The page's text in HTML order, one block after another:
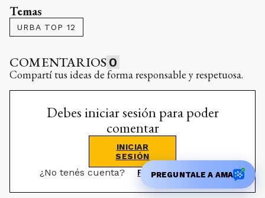
Temas
URBA TOP 12
COMENTARIOS 0
Compartí tus ideas de forma responsable y respetuosa.
Debes iniciar sesión para poder
comentar
INICIAR
SESIÓN
¿No tenés cuenta? Registrate aquí
PREGUNTALE A AMA